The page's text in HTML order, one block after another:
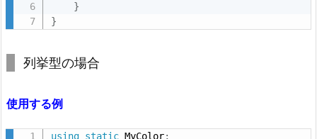
}
}
列挙型の場合
使用する例
using static MyColor;